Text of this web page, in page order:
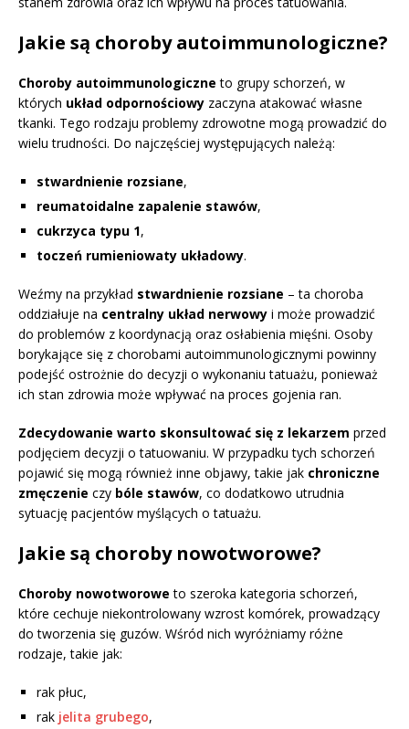
Jakie są choroby autoimmunologiczne?
Choroby autoimmunologiczne to grupy schorzeń, w
których układ odpornościowy zaczyna atakować własne
tkanki. Tego rodzaju problemy zdrowotne mogą prowadzić do
wielu trudności. Do najczęściej występujących należą:
stwardnienie rozsiane,
reumatoidalne zapalenie stawów,
cukrzyca typu 1,
toczeń rumieniowaty układowy.
Weźmy na przykład stwardnienie rozsiane – ta choroba
oddziałuje na centralny układ nerwowy i może prowadzić
do problemów z koordynacją oraz osłabienia mięśni. Osoby
borykające się z chorobami autoimmunologicznymi powinny
podejść ostrożnie do decyzji o wykonaniu tatuażu, ponieważ
ich stan zdrowia może wpływać na proces gojenia ran.
Zdecydowanie warto skonsultować się z lekarzem przed
podjęciem decyzji o tatuowaniu. W przypadku tych schorzeń
pojawić się mogą również inne objawy, takie jak chroniczne
zmęczenie czy bóle stawów, co dodatkowo utrudnia
sytuację pacjentów myślących o tatuażu.
Jakie są choroby nowotworowe?
Choroby nowotworowe to szeroka kategoria schorzeń,
które cechuje niekontrolowany wzrost komórek, prowadzący
do tworzenia się guzów. Wśród nich wyróżniamy różne
rodzaje, takie jak:
rak płuc,
rak jelita grubego,